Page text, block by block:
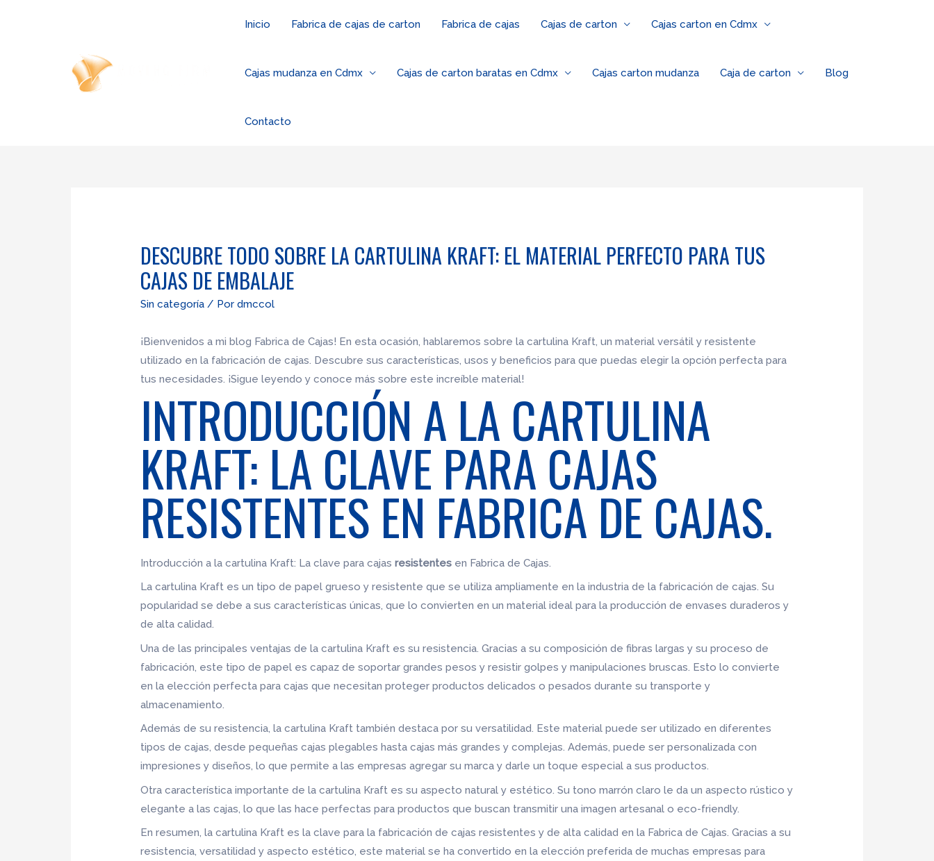
Inicio Fabrica de cajas de carton Fabrica de cajas Cajas de carton Cajas carton en Cdmx
Cajas mudanza en Cdmx Cajas de carton baratas en Cdmx Cajas carton mudanza Caja de carton Blog
Contacto
DESCUBRE TODO SOBRE LA CARTULINA KRAFT: EL MATERIAL PERFECTO PARA TUS
CAJAS DE EMBALAJE
Sin categoría / Pordmccol
¡Bienvenidos a mi blog Fabrica de Cajas! En esta ocasión, hablaremos sobre la cartulina Kraft, un material versátil y resistente
utilizado en la fabricación de cajas. Descubre sus características, usos y beneficios para que puedas elegir la opción perfecta para
tus necesidades. ¡Sigue leyendo y conoce más sobre este increíble material!
INTRODUCCIÓN A LA CARTULINA
KRAFT: LA CLAVE PARA CAJAS
RESISTENTES EN FABRICA DE CAJAS.
Introducción a la cartulina Kraft: La clave para cajasresistentes en Fabrica de Cajas.
La cartulina Kraft es un tipo de papel grueso y resistente que se utiliza ampliamente en la industria de la fabricación de cajas. Su
popularidad se debe a sus características únicas, que lo convierten en un material ideal para la producción de envases duraderos y
de alta calidad.
Una de las principales ventajas de la cartulina Kraft es su resistencia. Gracias a su composición de fibras largas y su proceso de
fabricación, este tipo de papel es capaz de soportar grandes pesos y resistir golpes y manipulaciones bruscas. Esto lo convierte
en la elección perfecta para cajas que necesitan proteger productos delicados o pesados durante su transporte y
almacenamiento.
Además de su resistencia, la cartulina Kraft también destaca por su versatilidad. Este material puede ser utilizado en diferentes
tipos de cajas, desde pequeñas cajas plegables hasta cajas más grandes y complejas. Además, puede ser personalizada con
impresiones y diseños, lo que permite a las empresas agregar su marca y darle un toque especial a sus productos.
Otra característica importante de la cartulina Kraft es su aspecto natural y estético. Su tono marrón claro le da un aspecto rústico y
elegante a las cajas, lo que las hace perfectas para productos que buscan transmitir una imagen artesanal o eco-friendly.
En resumen, la cartulina Kraft es la clave para la fabricación de cajas resistentes y de alta calidad en la Fabrica de Cajas. Gracias a su
resistencia, versatilidad y aspecto estético, este material se ha convertido en la elección preferida de muchas empresas para